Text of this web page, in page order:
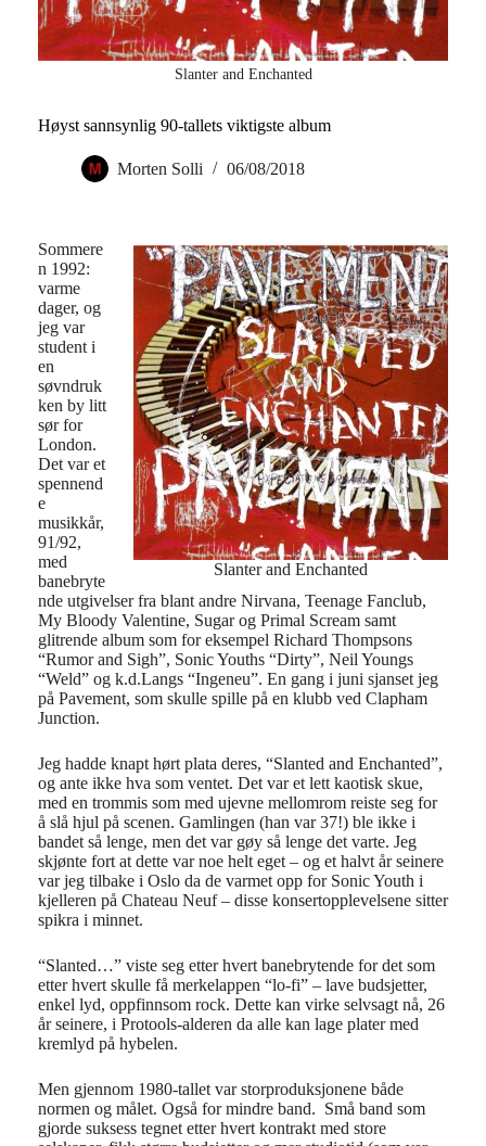
Slanter and Enchanted
Høyst sannsynlig 90-tallets viktigste album
Morten Solli 06/08/2018
Slanter and Enchanted
Sommere
n 1992:
varme
dager, og
jeg var
student i
en
søvndruk
ken by litt
sør for
London.
Det var et
spennend
e
musikkår,
91/92,
med
banebryte
nde utgivelser fra blant andre Nirvana, Teenage Fanclub,
My Bloody Valentine, Sugar og Primal Scream samt
glitrende album som for eksempel Richard Thompsons
“Rumor and Sigh”, Sonic Youths “Dirty”, Neil Youngs
“Weld” og k.d.Langs “Ingeneu”. En gang i juni sjanset jeg
på Pavement, som skulle spille på en klubb ved Clapham
Junction.
Jeg hadde knapt hørt plata deres, “Slanted and Enchanted”,
og ante ikke hva som ventet. Det var et lett kaotisk skue,
med en trommis som med ujevne mellomrom reiste seg for
å slå hjul på scenen. Gamlingen (han var 37!) ble ikke i
bandet så lenge, men det var gøy så lenge det varte. Jeg
skjønte fort at dette var noe helt eget – og et halvt år seinere
var jeg tilbake i Oslo da de varmet opp for Sonic Youth i
kjelleren på Chateau Neuf – disse konsertopplevelsene sitter
spikra i minnet.
“Slanted…” viste seg etter hvert banebrytende for det som
etter hvert skulle få merkelappen “lo-fi” – lave budsjetter,
enkel lyd, oppfinnsom rock. Dette kan virke selvsagt nå, 26
år seinere, i Protools-alderen da alle kan lage plater med
kremlyd på hybelen.
Men gjennom 1980-tallet var storproduksjonene både
normen og målet. Også for mindre band. Små band som
gjorde suksess tegnet etter hvert kontrakt med store